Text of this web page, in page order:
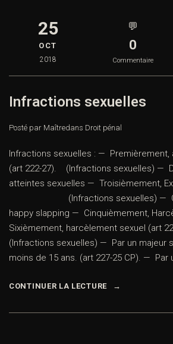
25
OCT
2018
💬
0
Commentaire
Infractions sexuelles
Posté par Maîtredans Droit pénal
Infractions sexuelles : — Premièrement,
(art 222-27). (Infractions sexuelles) —
atteintes sexuelles — Troisièmement,
(Infractions sexuelles) —
happy slapping — Cinquièmement,
Sixièmement, harcèlement sexuel
(Infractions sexuelles) — Par un majeur
moins de 15 ans. (art 227-25 CP). — Par
CONTINUER LA LECTURE